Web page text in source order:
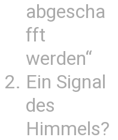
abgescha
fft
werden“
Ein Signal
des
Himmels?